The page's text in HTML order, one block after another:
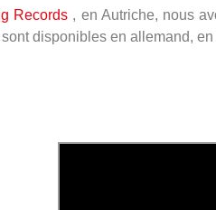
Records , en Autriche, nous
disponibles en allemand,